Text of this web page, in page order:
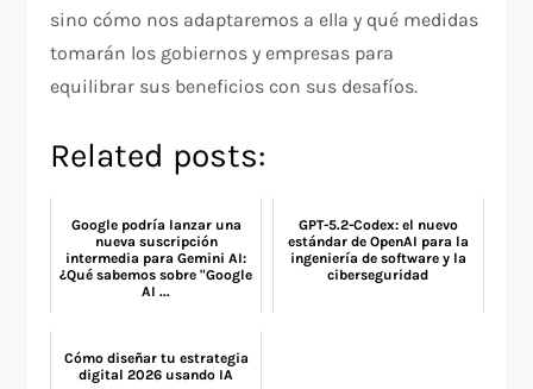
sino cómo nos adaptaremos a ella y qué medidas
tomarán los gobiernos y empresas para
equilibrar sus beneficios con sus desafíos.
Related posts:
Google podría lanzar una
nueva suscripción
intermedia para Gemini AI:
¿Qué sabemos sobre "Google
AI ...
GPT-5.2-Codex: el nuevo
estándar de OpenAI para la
ingeniería de software y la
ciberseguridad
Cómo diseñar tu estrategia
digital 2026 usando IA